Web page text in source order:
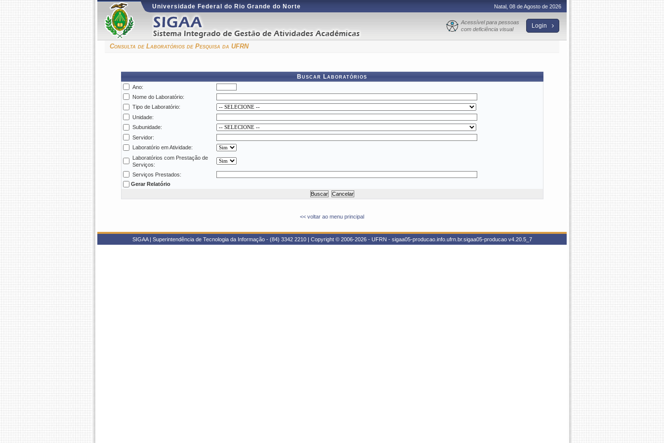
Universidade Federal do Rio Grande do Norte Natal, 08 de Agosto de 2026
Acessível para pessoas
com deficiência visual
Login
Consulta de Laboratórios de Pesquisa da UFRN
Buscar Laboratórios
Ano:
Nome do Laboratório:
Tipo de Laboratório:
Unidade:
Subunidade:
Servidor:
Laboratório em Atividade:
Laboratórios com Prestação de
Serviços:
Serviços Prestados:
Gerar Relatório
<< voltar ao menu principal
SIGAA | Superintendência de Tecnologia da Informação - (84) 3342 2210 | Copyright © 2006-2026 - UFRN - sigaa05-producao.info.ufrn.br.sigaa05-producao v4.20.5_7